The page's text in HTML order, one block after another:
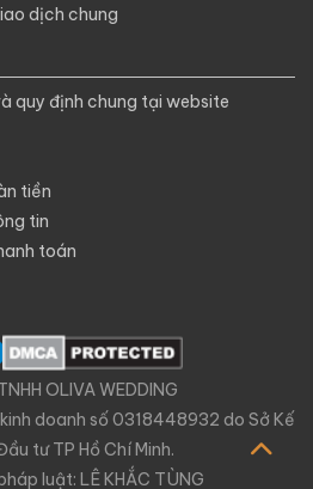
dịch chung
quy định chung tại website
tiền
tin
toán
OLIVA WEDDING
doanh số 0318448932 do Sở Kế
tư TP Hồ Chí Minh.
luật: LÊ KHẮC TÙNG